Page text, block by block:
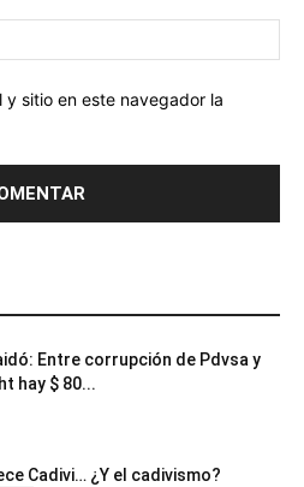
y sitio en este navegador la
Entre corrupción de Pdvsa y
hay $ 80...
Cadivi… ¿Y el cadivismo?